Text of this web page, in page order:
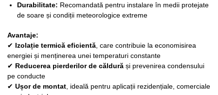
Durabilitate: Recomandată pentru instalare în medii protejate
de soare și condiții meteorologice extreme
Avantaje:
✔ Izolație termică eficientă , care contribuie la economisirea
energiei și menținerea unei temperaturi constante
✔ Reducerea pierderilor de căldură și prevenirea condensului
pe conducte
✔ Ușor de montat , ideală pentru aplicații rezidențiale, comerciale